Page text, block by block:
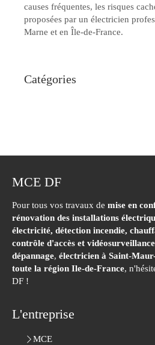
causes fréquentes, les risques
proposées par un électricien
Marne et en Île-de-France.
Catégories
MCE DF
Pour tous vos travaux de mise en
rénovation des installations
électricité, détection incendie,
contrôle d'accès et
dépannage, électricien à Saint-Maur-
toute la région Ile-de-France,
DF !
L'entreprise
MCE